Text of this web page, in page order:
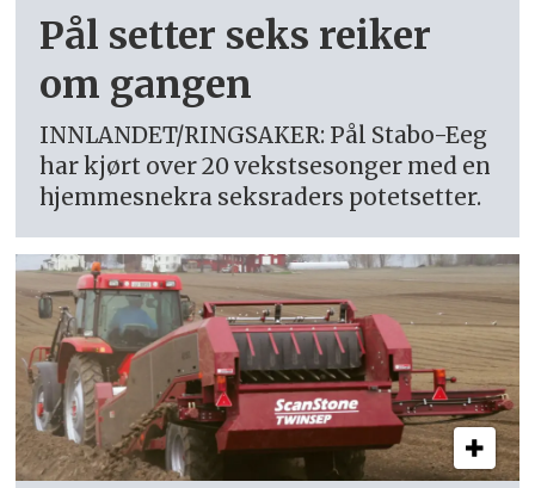
Pål setter seks reiker
om gangen
INNLANDET/RINGSAKER: Pål Stabo-Eeg
har kjørt over 20 vekstsesonger med en
hjemmesnekra seksraders potetsetter.